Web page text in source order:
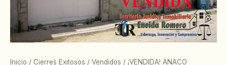
Inicio / Cierres Exitosos / Vendidos / ¡VENDIDA! ANACO